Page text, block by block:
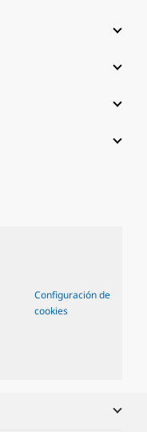
Configuración de
cookies